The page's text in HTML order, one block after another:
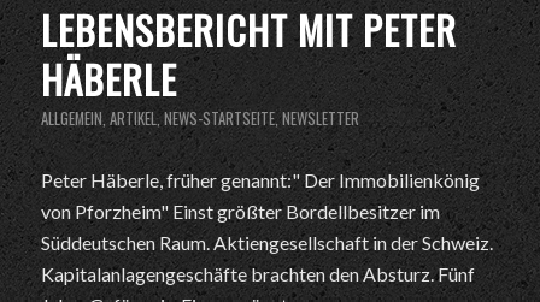
LEBENSBERICHT MIT PETER
HÄBERLE
ALLGEMEIN,ARTIKEL,NEWS-STARTSEITE,NEWSLETTER
Peter Häberle, früher genannt:" Der Immobilienkönig
von Pforzheim" Einst größter Bordellbesitzer im
Süddeutschen Raum. Aktiengesellschaft in der Schweiz.
Kapitalanlagengeschäfte brachten den Absturz. Fünf